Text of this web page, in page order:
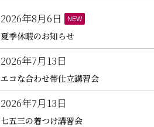
2026年8月6日 NEW
夏季休暇のお知らせ
2026年7月13日
エコな合わせ帯仕立講習会
2026年7月13日
七五三の着つけ講習会